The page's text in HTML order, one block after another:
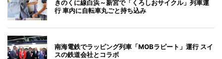
きのくに線白浜～新宮で「くろしおサイクル」列車運
行 車内に自転車丸ごと持ち込み
南海電鉄でラッピング列車「MOBラピート」運行 スイ
スの鉄道会社とコラボ